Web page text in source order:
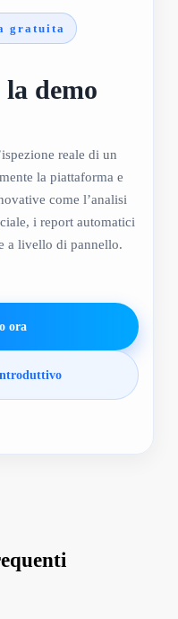
gratuita
demo
reale di un
la piattaforma e
come l’analisi
i report automatici
a livello di pannello.
ora